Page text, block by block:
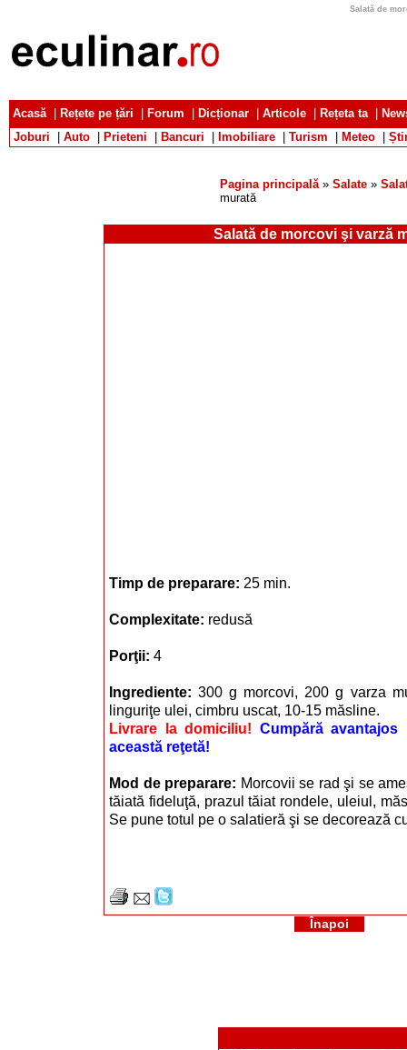
Salată de
Acasă| Rețete pe țări Forum Dicționar Articole Rețeta ta|
Joburi
Auto Prieteni Bancuri Imobiliare Turism Meteo
Pagina principală» Salate »
murată
Salată de morcovi şi varză
Timp de preparare: 25 min.
Complexitate: redusă
Porţii: 4
Ingrediente:300 g morcovi, 200 g varza
linguriţe ulei, cimbru uscat, 10-15 măsline.
Livrare la domiciliu! Cumpără avantajos
această reţetă!
Mod de preparare: Morcovii se rad şi se
tăiată fideluţă, prazul tăiat rondele, uleiul,
Se pune totul pe o salatieră şi se decorează
Înapoi